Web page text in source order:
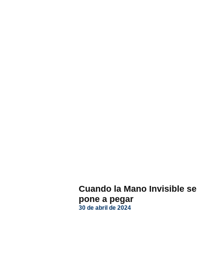
Cuando la Mano Invisible se
pone a pegar
30 de abril de 2024